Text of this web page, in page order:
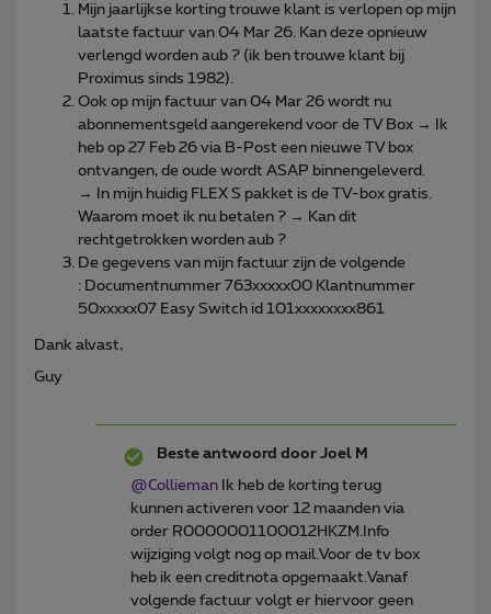
Mijn jaarlijkse korting trouwe klant is verlopen op mijn
laatste factuur van 04 Mar 26. Kan deze opnieuw
verlengd worden aub ? (ik ben trouwe klant bij
Proximus sinds 1982).
Ook op mijn factuur van 04 Mar 26 wordt nu
abonnementsgeld aangerekend voor de TV Box → Ik
heb op 27 Feb 26 via B-Post een nieuwe TV box
ontvangen, de oude wordt ASAP binnengeleverd.
→ In mijn huidig FLEX S pakket is de TV-box gratis.
Waarom moet ik nu betalen ? → Kan dit
rechtgetrokken worden aub ?
De gegevens van mijn factuur zijn de volgende
: Documentnummer 763xxxxx00 Klantnummer
50xxxxx07 Easy Switch id 101xxxxxxxx861
Dank alvast,
Guy
Beste antwoord door Joel M
@Collieman Ik heb de korting terug
kunnen activeren voor 12 maanden via
order R0000001100012HKZM.Info
wijziging volgt nog op mail.Voor de tv box
heb ik een creditnota opgemaakt.Vanaf
volgende factuur volgt er hiervoor geen